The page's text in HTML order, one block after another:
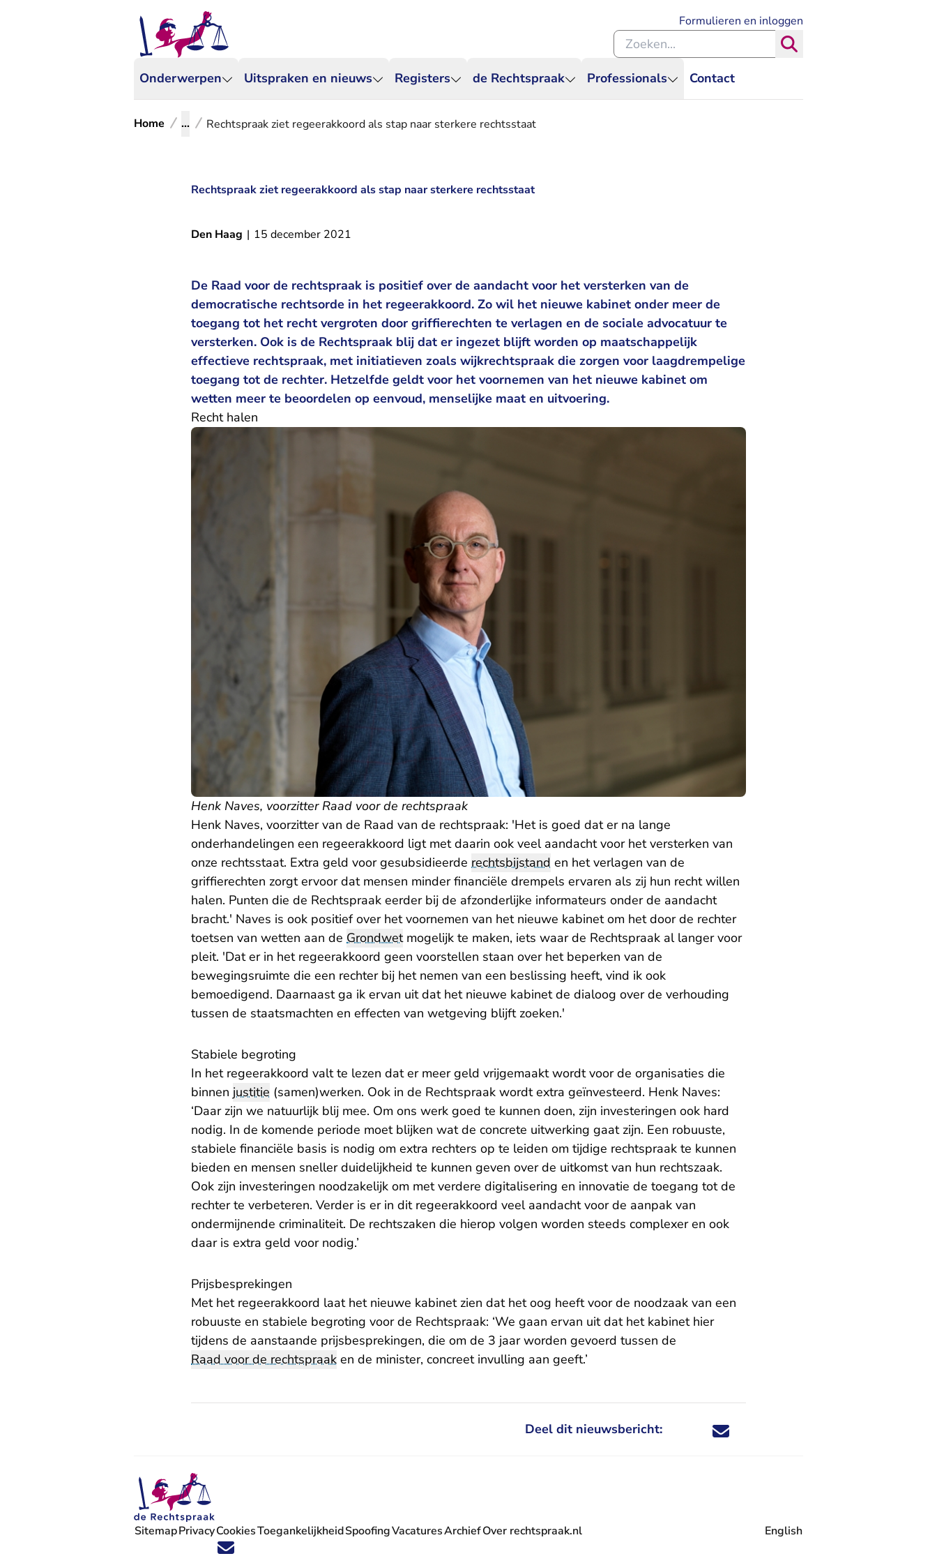
Onderwerpen Uitspraken en nieuws Registers de Rechtspraak Professionals Contact
Formulieren en inloggen
Zoeken binnen de Rechtspraak
Home ... Rechtspraak ziet regeerakkoord als stap naar sterkere rechtsstaat
Rechtspraak ziet regeerakkoord als stap naar sterkere rechtsstaat
Den Haag | 15 december 2021
De Raad voor de rechtspraak is positief over de aandacht voor het versterken van de
democratische rechtsorde in het regeerakkoord. Zo wil het nieuwe kabinet onder meer de
toegang tot het recht vergroten door griffierechten te verlagen en de sociale advocatuur te
versterken. Ook is de Rechtspraak blij dat er ingezet blijft worden op maatschappelijk
effectieve rechtspraak, met initiatieven zoals wijkrechtspraak die zorgen voor laagdrempelige
toegang tot de rechter. Hetzelfde geldt voor het voornemen van het nieuwe kabinet om
wetten meer te beoordelen op eenvoud, menselijke maat en uitvoering.
Recht halen
Henk Naves, voorzitter Raad voor de rechtspraak
Henk Naves, voorzitter van de Raad van de rechtspraak: 'Het is goed dat er na lange
onderhandelingen een regeerakkoord ligt met daarin ook veel aandacht voor het versterken van
onze rechtsstaat. Extra geld voor gesubsidieerde rechtsbijstand en het verlagen van de
griffierechten zorgt ervoor dat mensen minder financiële drempels ervaren als zij hun recht willen
halen. Punten die de Rechtspraak eerder bij de afzonderlijke informateurs onder de aandacht
bracht.' Naves is ook positief over het voornemen van het nieuwe kabinet om het door de rechter
toetsen van wetten aan de Grondwetmogelijk te maken, iets waar de Rechtspraak al langer voor
pleit. 'Dat er in het regeerakkoord geen voorstellen staan over het beperken van de
bewegingsruimte die een rechter bij het nemen van een beslissing heeft, vind ik ook
bemoedigend. Daarnaast ga ik ervan uit dat het nieuwe kabinet de dialoog over de verhouding
tussen de staatsmachten en effecten van wetgeving blijft zoeken.'
Stabiele begroting
In het regeerakkoord valt te lezen dat er meer geld vrijgemaakt wordt voor de organisaties die
binnen justitie (samen)werken. Ook in de Rechtspraak wordt extra geïnvesteerd. Henk Naves:
‘Daar zijn we natuurlijk blij mee. Om ons werk goed te kunnen doen, zijn investeringen ook hard
nodig. In de komende periode moet blijken wat de concrete uitwerking gaat zijn. Een robuuste,
stabiele financiële basis is nodig om extra rechters op te leiden om tijdige rechtspraak te kunnen
bieden en mensen sneller duidelijkheid te kunnen geven over de uitkomst van hun rechtszaak.
Ook zijn investeringen noodzakelijk om met verdere digitalisering en innovatie de toegang tot de
rechter te verbeteren. Verder is er in dit regeerakkoord veel aandacht voor de aanpak van
ondermijnende criminaliteit. De rechtszaken die hierop volgen worden steeds complexer en ook
daar is extra geld voor nodig.’
Prijsbesprekingen
Met het regeerakkoord laat het nieuwe kabinet zien dat het oog heeft voor de noodzaak van een
robuuste en stabiele begroting voor de Rechtspraak: ‘We gaan ervan uit dat het kabinet hier
tijdens de aanstaande prijsbesprekingen, die om de 3 jaar worden gevoerd tussen de
Raad voor de rechtspraak en de minister, concreet invulling aan geeft.’
Deel dit nieuwsbericht: Deel dit nieuwsbericht via X - U verlaat
Deel dit nieuwsbericht via Facebook - U
Deel dit nieuwsbericht via e-mail
Deel dit nieuwsbericht via LinkedIn - U
Volg ons op X (Twitter) - U verlaat Rechtspraak.nl
Volg ons op Facebook - U verlaat Rechtspraak.nl
Volg ons op Instagram - U verlaat Rechtspraak.nl
Volg ons op Youtube - U verlaat Rechtspraak.nl
Volg ons op LinkedIn - U verlaat Rechtspraak.nl
'Blijf op de hoogte' nieuwsbrief - U verlaat Rechtspraak.nl
SitemapPrivacyCookiesToegankelijkheidSpoofingVacatures
- U verlaat Rechtspraak.nl
ArchiefOver rechtspraak.nl English